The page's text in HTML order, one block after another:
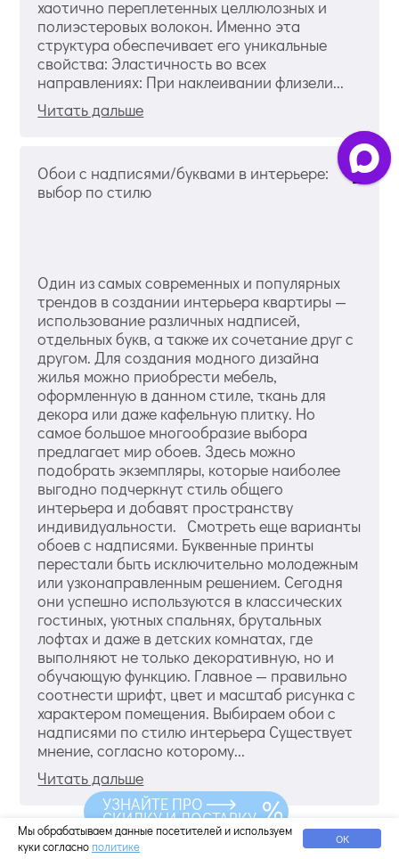
хаотично переплетенных целлюлозных и
полиэстеровых волокон. Именно эта
структура обеспечивает его уникальные
свойства: Эластичность во всех
направлениях: При наклеивании флизели...
Читать дальше
Обои с надписями/буквами в интерьере:
выбор по стилю
Один из самых современных и популярных
трендов в создании интерьера квартиры —
использование различных надписей,
отдельных букв, а также их сочетание друг с
другом. Для создания модного дизайна
жилья можно приобрести мебель,
оформленную в данном стиле, ткань для
декора или даже кафельную плитку. Но
самое большое многообразие выбора
предлагает мир обоев. Здесь можно
подобрать экземпляры, которые наиболее
выгодно подчеркнут стиль общего
интерьера и добавят пространству
индивидуальности. Смотреть еще варианты
обоев с надписями. Буквенные принты
перестали быть исключительно молодежным
или узконаправленным решением. Сегодня
они успешно используются в классических
гостиных, уютных спальнях, брутальных
лофтах и даже в детских комнатах, где
выполняют не только декоративную, но и
обучающую функцию. Главное — правильно
соотнести шрифт, цвет и масштаб рисунка с
характером помещения. Выбираем обои с
надписями по стилю интерьера Существует
мнение, согласно которому...
Читать дальше
Мы обрабатываем данные посетителей и используем
куки согласно политике ОК
УЗНАЙТЕ ПРО
СКИДКУ И ДОСТАВКУ